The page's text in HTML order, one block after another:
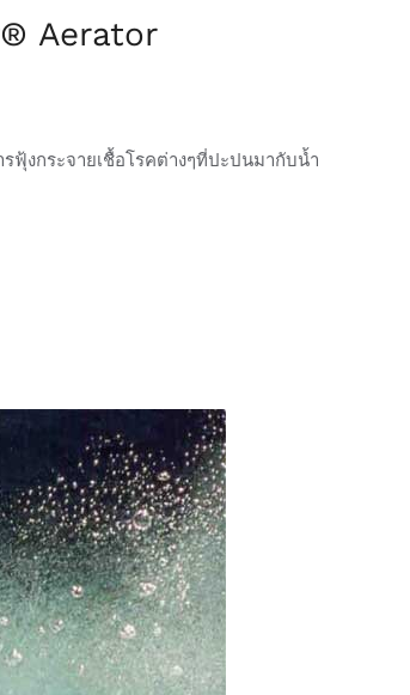
Aerator
ฟุ้งกระจายเชื้อโรคต่างๆที่ปะปนมากับน้ำ